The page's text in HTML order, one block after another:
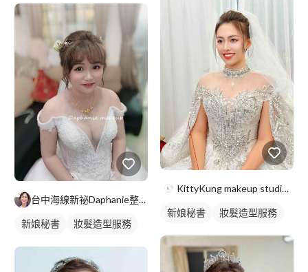
台中海線新祕Daphanie整體彩妝造型師
新娘秘書 妝髮造型服務
KittyKung makeup studio-新秘kitt
新娘秘書 妝髮造型服務